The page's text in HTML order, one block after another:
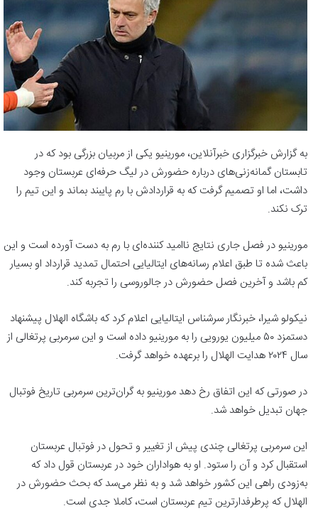
به گزارش خبرگزاری خبرآنلاین، مورینیو یکی از مربیان بزرگی بود که در
تابستان گمانه‌زنی‌های درباره حضورش در لیگ حرفه‌ای عربستان وجود
داشت، اما او تصمیم گرفت که به قراردادش با رم پایبند بماند و این تیم را
ترک نکند.
مورینیو در فصل جاری نتایج ناامید کننده‌ای با رم به دست آورده است و این
باعث شده تا طبق اعلام رسانه‌های ایتالیایی احتمال تمدید قرارداد او بسیار
کم باشد و آخرین فصل حضورش در جالوروسی را تجربه کند.
نیکولو شیرا، خبرنگار سرشناس ایتالیایی اعلام کرد که باشگاه الهلال پیشنهاد
دستمزد ۵۰ میلیون یورویی را به مورینیو داده است و این سرمربی پرتغالی از
سال ۲۰۲۴ هدایت الهلال را برعهده خواهد گرفت.
در صورتی که این اتفاق رخ دهد مورینیو به گران‌ترین سرمربی تاریخ فوتبال
جهان تبدیل خواهد شد.
این سرمربی پرتغالی چندی پیش از تغییر و تحول در فوتبال عربستان
استقبال کرد و آن را ستود. او به هواداران خود در عربستان قول داد که
به‌زودی راهی این کشور خواهد شد و به نظر می‌سد که بحث حضورش در
الهلال که پرطرفدارترین تیم عربستان است، کاملا جدی است.